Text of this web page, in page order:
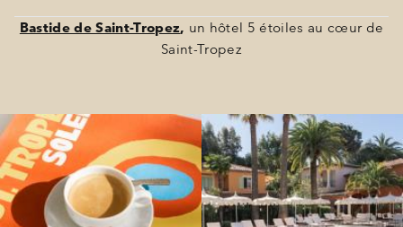
Bastide de Saint-Tropez, un hôtel 5 étoiles au cœur de
Saint-Tropez